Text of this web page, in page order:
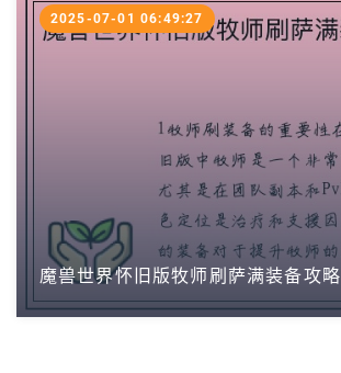
魔兽世界怀旧版牧师刷萨满装备攻略
2025-07-01 06:49:27